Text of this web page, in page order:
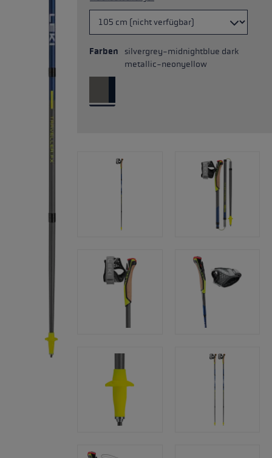
Farben
silvergrey-midnightblue dark
metallic-neonyellow